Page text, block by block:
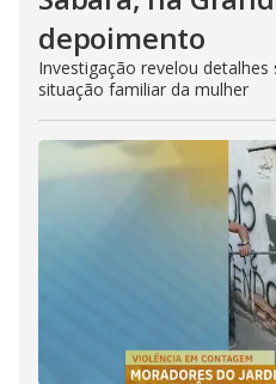
depoimento
Investigação revelou
situação familiar da mulher